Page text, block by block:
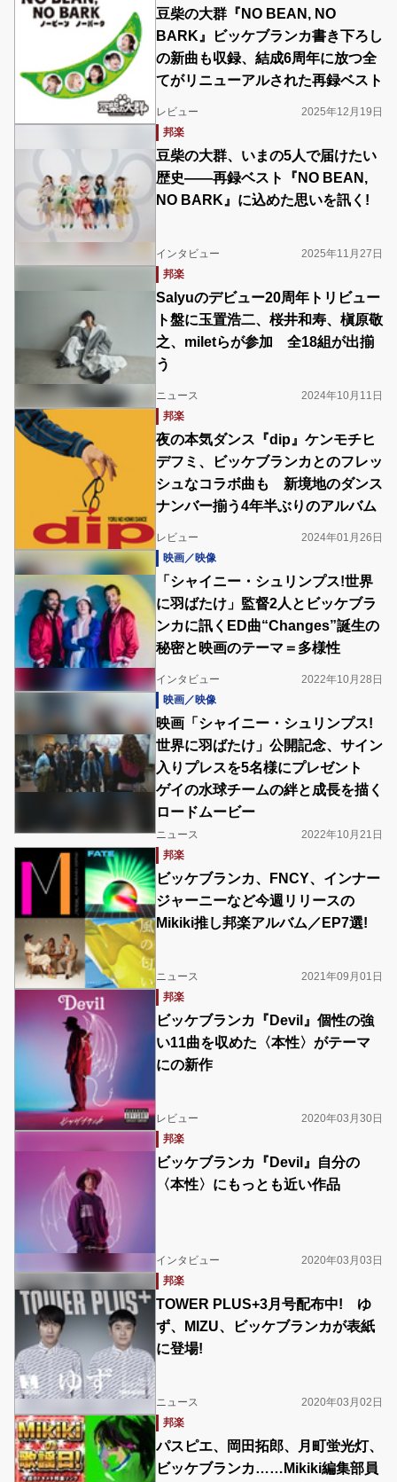
豆柴の大群『NO BEAN, NO
BARK』ビッケブランカ書き下ろし
の新曲も収録、結成6周年に放つ全
てがリニューアルされた再録ベスト
レビュー
2025年12月19日
邦楽
豆柴の大群、いまの5人で届けたい
歴史――再録ベスト『NO BEAN,
NO BARK』に込めた思いを訊く!
インタビュー
2025年11月27日
邦楽
Salyuのデビュー20周年トリビュー
ト盤に玉置浩二、桜井和寿、槇原敬
之、miletらが参加 全18組が出揃
う
ニュース
2024年10月11日
邦楽
夜の本気ダンス『dip』ケンモチヒ
デフミ、ビッケブランカとのフレッ
シュなコラボ曲も 新境地のダンス
ナンバー揃う4年半ぶりのアルバム
レビュー
2024年01月26日
映画／映像
「シャイニー・シュリンプス!世界
に羽ばたけ」監督2人とビッケブラ
ンカに訊くED曲“Changes”誕生の
秘密と映画のテーマ＝多様性
インタビュー
2022年10月28日
映画／映像
映画「シャイニー・シュリンプス!
世界に羽ばたけ」公開記念、サイン
入りプレスを5名様にプレゼント
ゲイの水球チームの絆と成長を描く
ロードムービー
ニュース
2022年10月21日
邦楽
ビッケブランカ、FNCY、インナー
ジャーニーなど今週リリースの
Mikiki推し邦楽アルバム／EP7選!
ニュース
2021年09月01日
邦楽
ビッケブランカ『Devil』個性の強
い11曲を収めた〈本性〉がテーマ
にの新作
レビュー
2020年03月30日
邦楽
ビッケブランカ『Devil』自分の
〈本性〉にもっとも近い作品
インタビュー
2020年03月03日
邦楽
TOWER PLUS+3月号配布中! ゆ
ず、MIZU、ビッケブランカが表紙
に登場!
ニュース
2020年03月02日
邦楽
パスピエ、岡田拓郎、月町蛍光灯、
ビッケブランカ……Mikiki編集部員